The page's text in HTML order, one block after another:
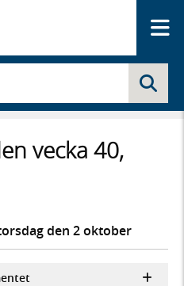
vecka 40,
den 2 oktober